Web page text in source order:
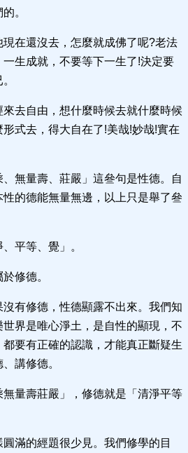
。
在還沒去，怎麼就成佛了呢?老法
生成就，不要等下一生了!決定要
去自由，想什麼時候去就什麼時候
式去，得大自在了!美哉!妙哉!實在
無量壽、莊嚴」這叄句是性德。自
的德能無量無邊，以上只是舉了叄
平等、覺」。
修德。
有修德，性德顯露不出來。我們知
界是唯心淨土，是自性的顯現，不
要有正確的認識，才能真正斷疑生
講修德。
量壽莊嚴」，修德就是「清淨平等
滿的經題很少見。我們修學的目